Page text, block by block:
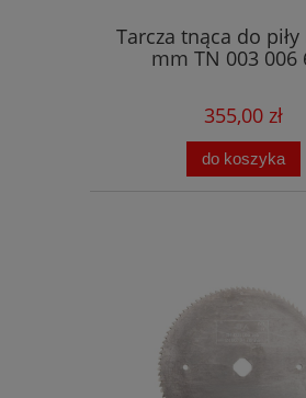
Tarcza tnąca do piły
mm TN 003 006
355,00 zł
do koszyka